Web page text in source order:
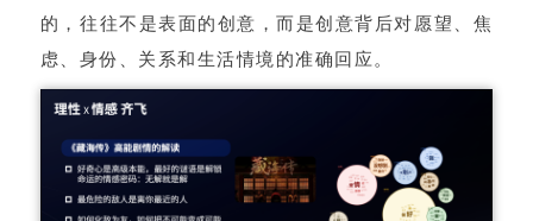
的，往往不是表面的创意，而是创意背后对愿望、焦
虑、身份、关系和生活情境的准确回应。